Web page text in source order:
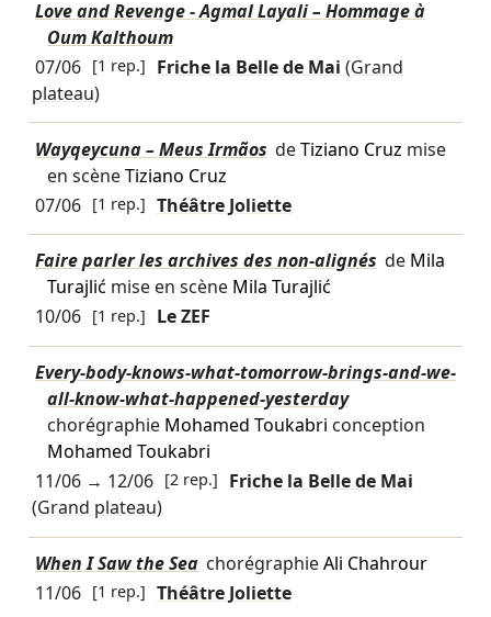
Love and Revenge - Agmal Layali – Hommage à
Oum Kalthoum
07/06 [1 rep.] Friche la Belle de Mai(Grand
plateau)
Wayqeycuna – Meus Irmãos deTiziano Cruz mise
en scèneTiziano Cruz
07/06 [1 rep.] Théâtre Joliette
Faire parler les archives des non-alignés de Mila
Turajlić mise en scène Mila Turajlić
10/06 [1 rep.] Le ZEF
Every-body-knows-what-tomorrow-brings-and-we-
all-know-what-happened-yesterday
chorégraphie Mohamed Toukabri conception
Mohamed Toukabri
11/06→ 12/06 [2 rep.]
Friche la Belle de Mai
(Grand plateau)
When I Saw the Sea chorégraphieAli Chahrour
11/06 [1 rep.] Théâtre Joliette